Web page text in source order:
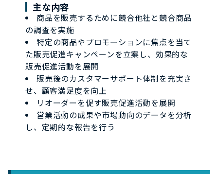
主な内容
商品を販売するために競合他社と競合商品
の調査を実施
特定の商品やプロモーションに焦点を当て
た販売促進キャンペーンを立案し、効果的な
販売促進活動を展開
販売後のカスタマーサポート体制を充実さ
せ、顧客満足度を向上
リオーダーを促す販売促進活動を展開
営業活動の成果や市場動向のデータを分析
し、定期的な報告を行う